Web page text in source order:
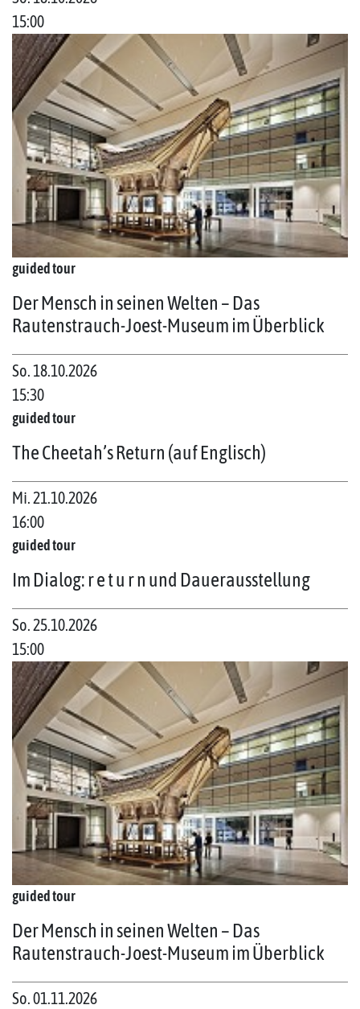
15:00
guided tour
Der Mensch in seinen Welten – Das
Rautenstrauch-Joest-Museum im Überblick
So. 18.10.2026
15:30
guided tour
The Cheetah’s Return (auf Englisch)
Mi. 21.10.2026
16:00
guided tour
Im Dialog: r e t u r n und Dauerausstellung
So. 25.10.2026
15:00
guided tour
Der Mensch in seinen Welten – Das
Rautenstrauch-Joest-Museum im Überblick
So. 01.11.2026